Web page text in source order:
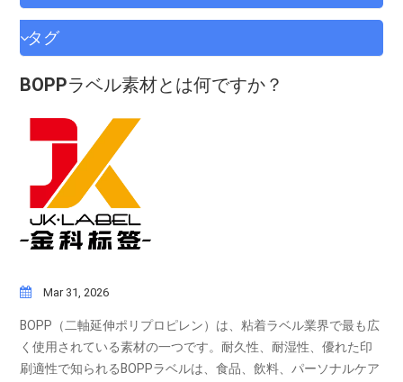
タグ
BOPPラベル素材とは何ですか？
Mar 31, 2026
BOPP（二軸延伸ポリプロピレン）は、粘着ラベル業界で最も広
く使用されている素材の一つです。耐久性、耐湿性、優れた印
刷適性で知られるBOPPラベルは、食品、飲料、パーソナルケア